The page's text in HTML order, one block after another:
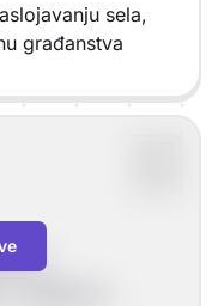
sela,
građanstva